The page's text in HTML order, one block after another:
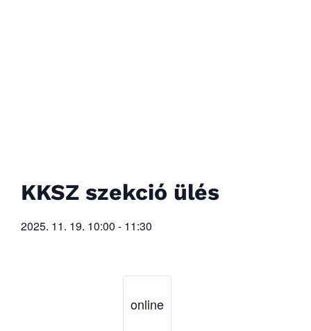
KKSZ szekció ülés
2025. 11. 19. 10:00 - 11:30
online